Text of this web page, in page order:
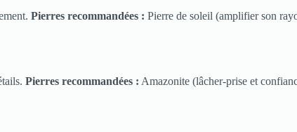
Pierres recommandées : Pierre de soleil (amplifier son
Pierres recommandées : Amazonite (lâcher-prise et